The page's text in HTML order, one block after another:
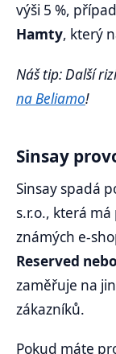
výši 5 %,
Hamty, který
Náš tip: Další
na Beliamo!
Sinsay
Sinsay spadá
s.r.o., která
známých e-
Reserved
zaměřuje na
zákazníků.
Pokud máte